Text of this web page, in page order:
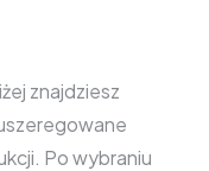
znajdziesz
Po wybraniu